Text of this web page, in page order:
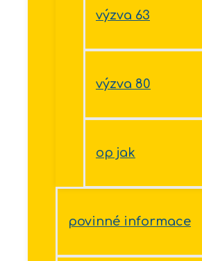
výzva 63
výzva 80
op jak
povinné informace